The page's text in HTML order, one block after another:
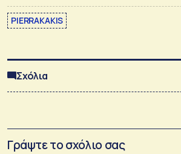
PIERRAKAKIS
Σχόλια
Γράψτε το σχόλιο σας